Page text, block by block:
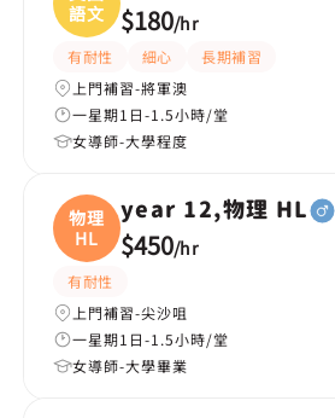
語文
$180/hr
有耐性 細心
長期補習
上門補習-將軍澳
一星期1日-1.5小時/堂
女導師-大學程度
物理
HL
year 12,物理 HL
$450/hr
有耐性
上門補習-尖沙咀
一星期1日-1.5小時/堂
女導師-大學畢業